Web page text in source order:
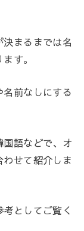
まるまでは名
す。
前なしにする
語などで、オ
せて紹介しま
としてご覧く